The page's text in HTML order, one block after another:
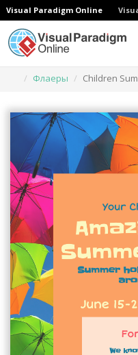
Visual Paradigm Online
Флаеры
Children